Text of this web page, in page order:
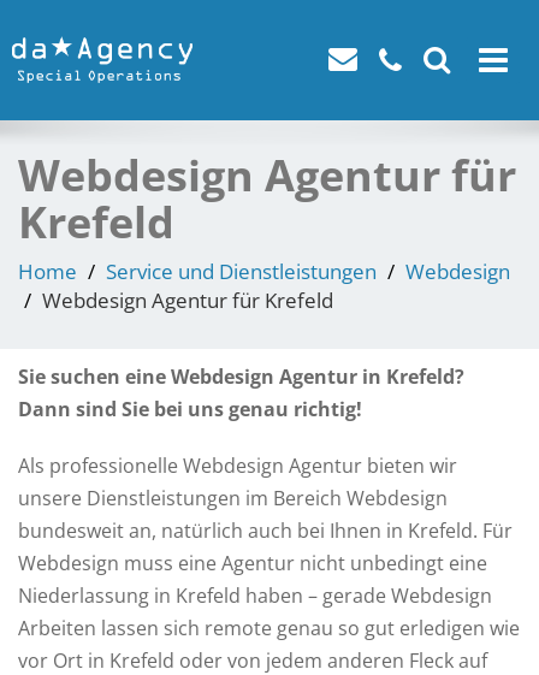
Toggle
Webdesign Agentur für
Krefeld
Home Service und Dienstleistungen
Webdesign
Webdesign Agentur für Krefeld
Sie suchen eine Webdesign Agentur in Krefeld?
Dann sind Sie bei uns genau richtig!
Als professionelle Webdesign Agentur bieten wir
unsere Dienstleistungen im Bereich Webdesign
bundesweit an, natürlich auch bei Ihnen in Krefeld. Für
Webdesign muss eine Agentur nicht unbedingt eine
Niederlassung in Krefeld haben – gerade Webdesign
Arbeiten lassen sich remote genau so gut erledigen wie
vor Ort in Krefeld oder von jedem anderen Fleck auf